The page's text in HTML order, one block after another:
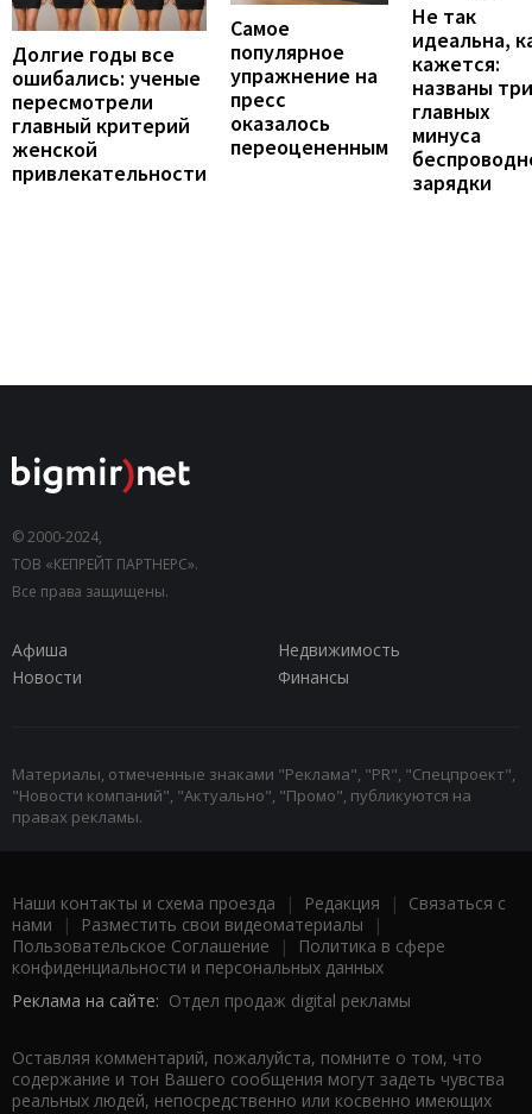
Долгие годы все
ошибались: ученые
пересмотрели
главный критерий
женской
привлекательности
Самое
популярное
упражнение на
пресс
оказалось
переоцененным
Не так
идеальна,
кажется:
названы три
главных
минуса
зарядки
© 2000-2024,
ТОВ «КЕПРЕЙТ ПАРТНЕРС».
Все права защищены.
Афиша
Недвижимость
Новости
Финансы
Материалы, отмеченные знаками "Реклама", "PR", "Спецпроект",
"Новости компаний", "Актуально", "Промо", публикуются на
правах рекламы.
Наши контакты и схема проезда | Редакция | Связаться с
нами | Разместить свои видеоматериалы |
Пользовательское Соглашение |
Политика в сфере
конфиденциальности и персональных данных
Реклама на сайте: Отдел продаж digital рекламы
Оставляя комментарий, пожалуйста, помните о том, что
содержание и тон Вашего сообщения могут задеть чувства
реальных людей, непосредственно или косвенно имеющих